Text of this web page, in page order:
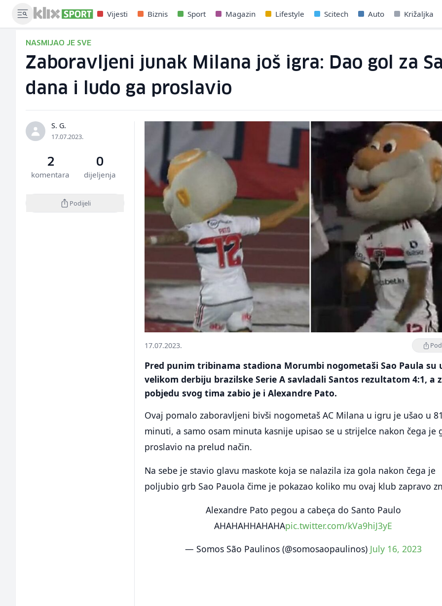
Vijesti Biznis Sport Magazin Lifestyle Scitech Auto Križaljka
NASMIJAO JE SVE
Zaboravljeni junak Milana još igra: Dao gol za
dana i ludo ga proslavio
S. G.
17.07.2023.
2
komentara
0
dijeljenja
Podijeli
17.07.2023.
Pred punim tribinama stadiona Morumbi nogometaši Sao Paula su
velikom derbiju brazilske Serie A savladali Santos rezultatom 4:1, a
pobjedu svog tima zabio je i Alexandre Pato.
Ovaj pomalo zaboravljeni bivši nogometaš AC Milana u igru je ušao u
minuti, a samo osam minuta kasnije upisao se u strijelce nakon čega je
proslavio na prelud način.
Na sebe je stavio glavu maskote koja se nalazila iza gola nakon čega je
poljubio grb Sao Pauola čime je pokazao koliko mu ovaj klub zapravo
Alexandre Pato pegou a cabeça do Santo Paulo
AHAHAHHAHAHApic.twitter.com/kVa9hiJ3yE
— Somos São Paulinos (@somosaopaulinos) July 16, 2023